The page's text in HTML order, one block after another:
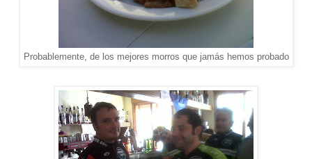
Probablemente, de los mejores morros que jamás hemos probado